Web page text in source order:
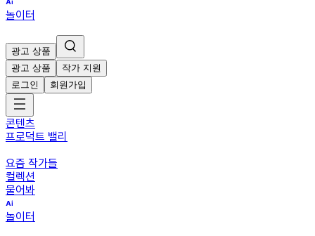
놀이터
광고 상품
광고 상품
작가 지원
로그인
회원가입
콘텐츠
프로덕트 밸리
요즘 작가들
컬렉션
물어봐
놀이터